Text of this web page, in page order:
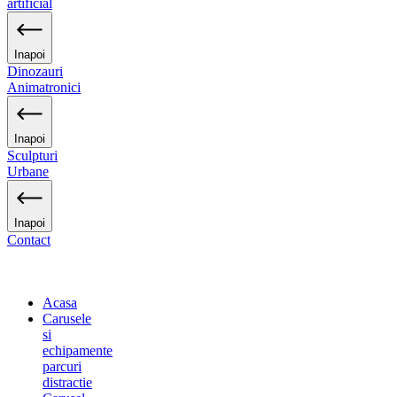
artificial
Inapoi
Dinozauri
Animatronici
Inapoi
Sculpturi
Urbane
Inapoi
Contact
Acasa
Carusele
si
echipamente
parcuri
distractie